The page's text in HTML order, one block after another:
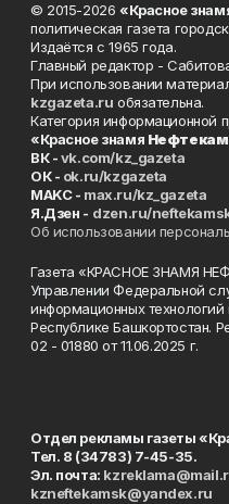
© 2015-2026 «Красное
политическая газета
Издаётся с 1965 года.
Главный редактор -
При использовании
kzgazeta.ru обязательна.
Категория информационной
«Красное знамя
ВК -vk.com/kz_gazeta
ОК - ok.ru/kzgazeta
MAKC - max.ru/kz_gazeta
Я.Дзен - dzen.ru/
Об использовании
Газета «КРАСНОЕ ЗНАМЯ
Управлении Федеральной
информационных
Республике Башкортостан.
02 - 01880 от 11.06.2025 г.
Отдел рекламы газеты
Тел. 8 (34783) 7-45-35.
Эл. почта:
kzneftekamsk@yandex.ru